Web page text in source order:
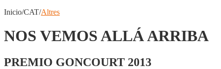
Inicio/CAT/Altres
NOS VEMOS ALLÁ ARRIBA
PREMIO GONCOURT 2013